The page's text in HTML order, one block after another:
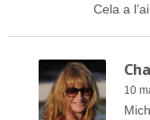
Cela a
10